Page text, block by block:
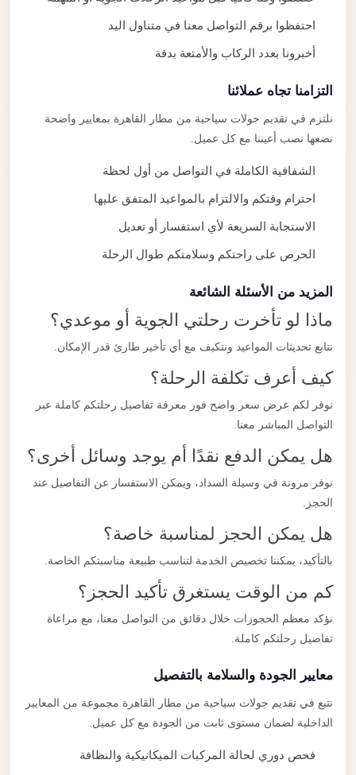
احتفظوا برقم التواصل معنا في متناول اليد
أخبرونا بعدد الركاب والأمتعة بدقة
التزامنا تجاه عملائنا
نلتزم في تقديم جولات سياحية من مطار القاهرة بمعايير واضحة
نضعها نصب أعيننا مع كل عميل.
الشفافية الكاملة في التواصل من أول لحظة
احترام وقتكم والالتزام بالمواعيد المتفق عليها
الاستجابة السريعة لأي استفسار أو تعديل
الحرص على راحتكم وسلامتكم طوال الرحلة
المزيد من الأسئلة الشائعة
ماذا لو تأخرت رحلتي الجوية أو موعدي؟
نتابع تحديثات المواعيد ونتكيف مع أي تأخير طارئ قدر الإمكان.
كيف أعرف تكلفة الرحلة؟
نوفر لكم عرض سعر واضح فور معرفة تفاصيل رحلتكم كاملة عبر
التواصل المباشر معنا.
هل يمكن الدفع نقدًا أم يوجد وسائل أخرى؟
نوفر مرونة في وسيلة السداد، ويمكن الاستفسار عن التفاصيل عند
الحجز.
هل يمكن الحجز لمناسبة خاصة؟
بالتأكيد، يمكننا تخصيص الخدمة لتناسب طبيعة مناسبتكم الخاصة.
كم من الوقت يستغرق تأكيد الحجز؟
نؤكد معظم الحجوزات خلال دقائق من التواصل معنا، مع مراعاة
تفاصيل رحلتكم كاملة.
معايير الجودة والسلامة بالتفصيل
نتبع في تقديم جولات سياحية من مطار القاهرة مجموعة من المعايير
الداخلية لضمان مستوى ثابت من الجودة مع كل عميل.
فحص دوري لحالة المركبات الميكانيكية والنظافة